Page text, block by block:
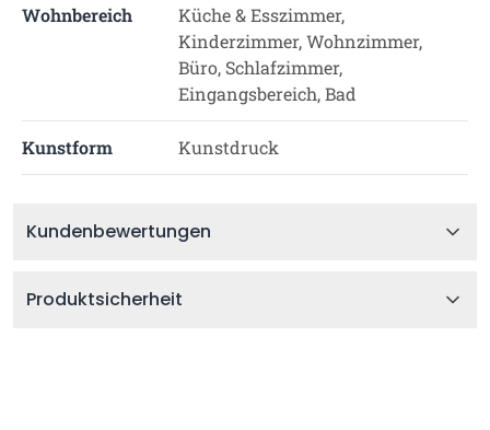
Wohnbereich
Küche & Esszimmer,
Kinderzimmer, Wohnzimmer,
Büro, Schlafzimmer,
Eingangsbereich, Bad
Kunstform Kunstdruck
Kundenbewertungen
Produktsicherheit